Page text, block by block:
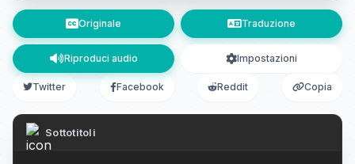
Originale Traduzione
Riproduci audio Impostazioni
Twitter Facebook Reddit Copia
Sottotitoli